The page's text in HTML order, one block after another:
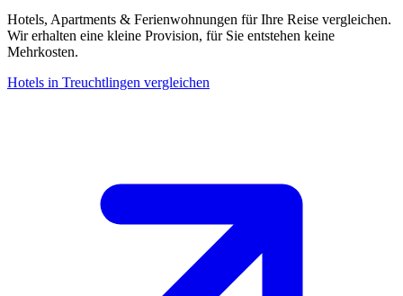
Hotels, Apartments & Ferienwohnungen für Ihre Reise vergleichen.
Wir erhalten eine kleine Provision, für Sie entstehen keine
Mehrkosten.
Hotels in Treuchtlingen vergleichen